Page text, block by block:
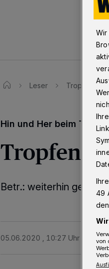
Leser
Hin und Her beim
Betr.: weiterhin
05.06.2020 , 10:27 Uhr Eine
Wir
49
von